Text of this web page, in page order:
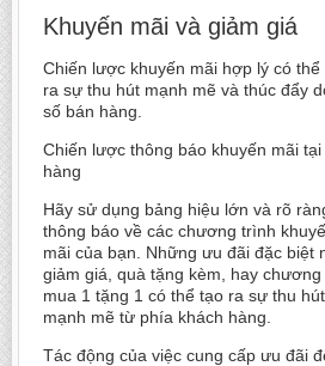
Khuyến mãi và giảm giá
Chiến lược khuyến mãi hợp lý có thể
ra sự thu hút mạnh mẽ và thúc đẩy
số bán hàng.
Chiến lược thông báo khuyến mãi tại
hàng
Hãy sử dụng bảng hiệu lớn và rõ
thông báo về các chương trình
mãi của bạn. Những ưu đãi đặc biệt
giảm giá, quà tặng kèm, hay chương
mua 1 tặng 1 có thể tạo ra sự thu hút
mạnh mẽ từ phía khách hàng.
Tác động của việc cung cấp ưu đãi